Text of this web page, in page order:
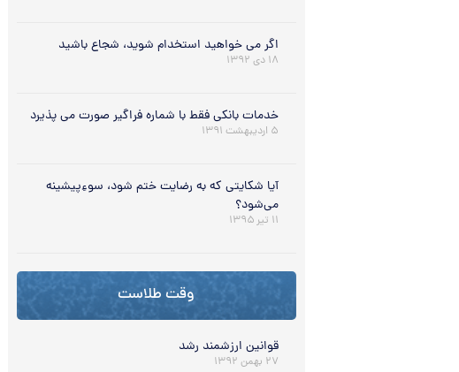
اگر می خواهید استخدام شوید، شجاع باشید
۱۸ دی ۱۳۹۲
خدمات بانکی فقط با شماره فراگیر صورت می پذیرد
۵ اردیبهشت ۱۳۹۱
آیا شکایتی که به رضایت ختم شود، سوءِ‌پیشینه
می‌شود؟
۱۱ تیر ۱۳۹۵
وقت طلاست
قوانین ارزشمند رشد
۲۷ بهمن ۱۳۹۲